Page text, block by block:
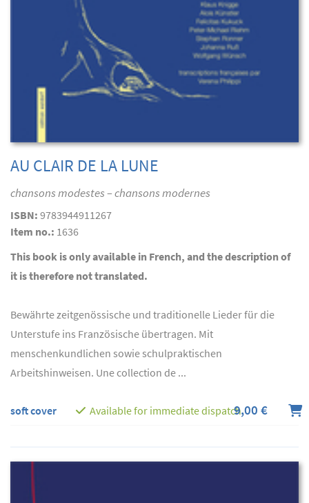
AU CLAIR DE LA LUNE
chansons modestes – chansons modernes
ISBN: 9783944911267
Item no.: 1636
This book is only available in French, and the description of
it is therefore not translated.
Bewährte zeitgenössische und traditionelle Lieder für die
Unterstufe ins Französische übertragen. Mit
menschenkundlichen sowie schulpraktischen
Arbeitshinweisen. Une collection de ...
soft cover Available for immediate dispatch9,00 €